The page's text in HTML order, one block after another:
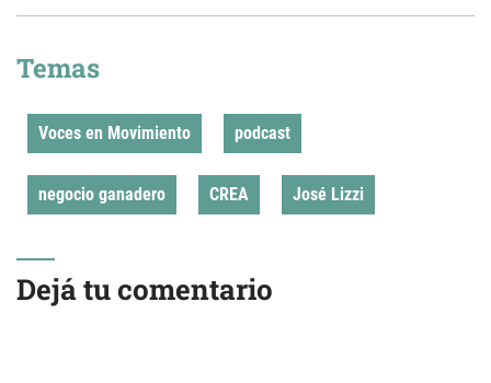
Temas
Voces en Movimiento podcast
negocio ganadero CREA José Lizzi
Dejá tu comentario